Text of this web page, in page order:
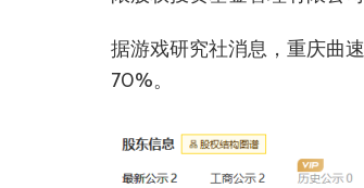
据游戏研究社消息，重庆曲
70%。